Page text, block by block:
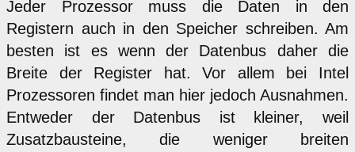
Jeder Prozessor muss die Daten in den
Registern auch in den Speicher schreiben. Am
besten ist es wenn der Datenbus daher die
Breite der Register hat. Vor allem bei Intel
Prozessoren findet man hier jedoch Ausnahmen.
Entweder der Datenbus ist kleiner, weil
Zusatzbausteine, die weniger breiten